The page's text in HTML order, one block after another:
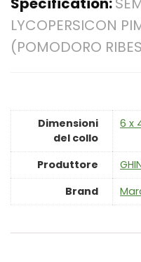
LYCOPERSICON
(POMODORO
Dimensioni
del collo
‎6 x
Produttore
Brand